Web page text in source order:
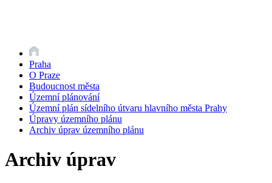
Praha
O Praze
Budoucnost města
Územní plánování
Územní plán sídelního útvaru hlavního města Prahy
Úpravy územního plánu
Archiv úprav územního plánu
Archiv úprav